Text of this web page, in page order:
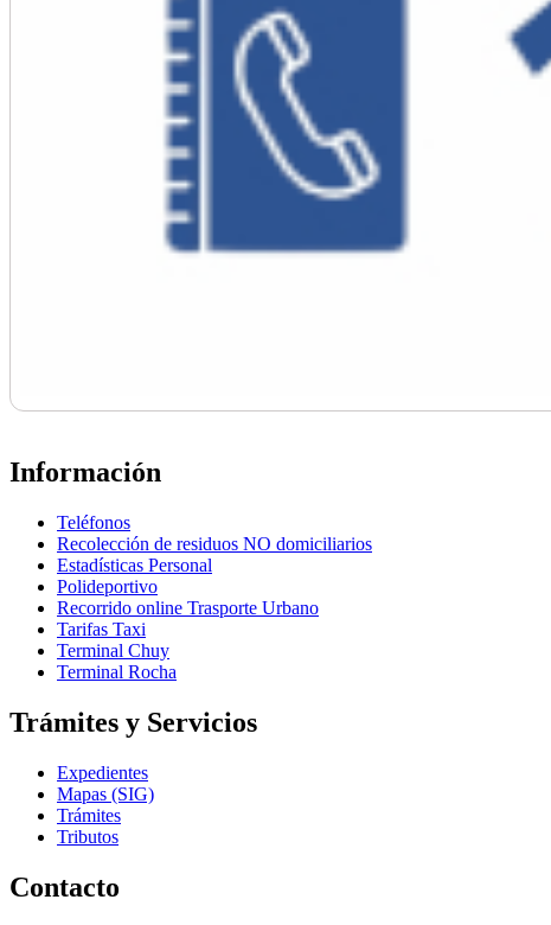
Información
Teléfonos
Recolección de residuos NO domiciliarios
Estadísticas Personal
Polideportivo
Recorrido online Trasporte Urbano
Tarifas Taxi
Terminal Chuy
Terminal Rocha
Trámites y Servicios
Expedientes
Mapas (SIG)
Trámites
Tributos
Contacto